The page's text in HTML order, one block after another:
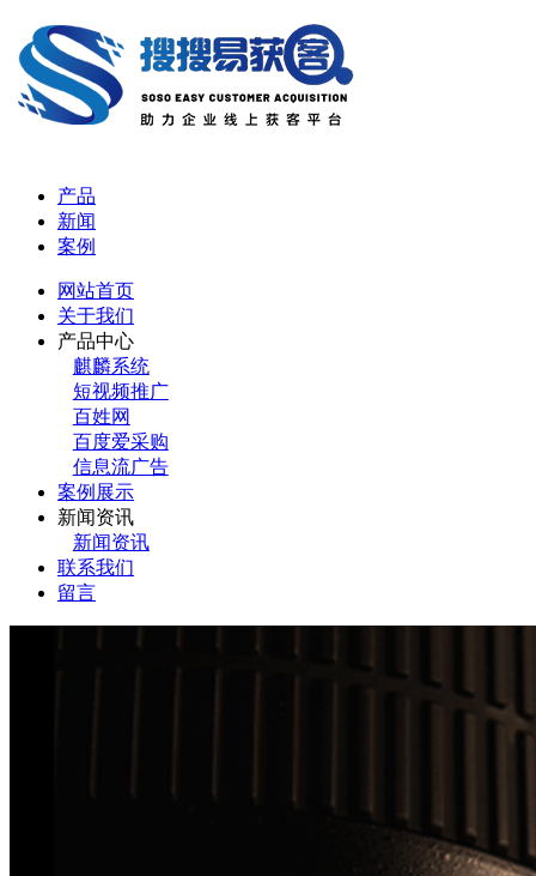
产品
新闻
案例
网站首页
关于我们
产品中心
麒麟系统
短视频推广
百姓网
百度爱采购
信息流广告
案例展示
新闻资讯
新闻资讯
联系我们
留言